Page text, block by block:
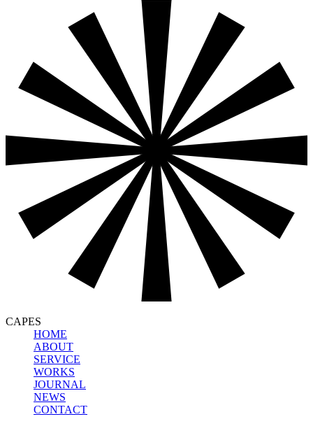
CAPES
HOME
ABOUT
SERVICE
WORKS
JOURNAL
NEWS
CONTACT